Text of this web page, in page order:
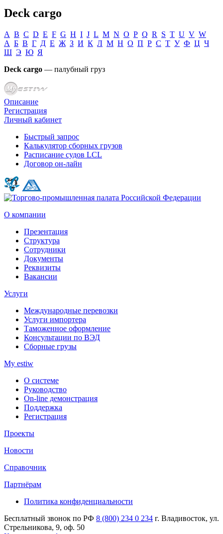
Deck cargo
A B C D E F G H I J L M N O P Q R S T U V W
А Б В Г Д Е Ж З И К Л М Н О П Р С Т У Ф Ц Ч
Ш Э Ю Я
Deck cargo — палубный груз
Описание
Регистрация
Личный кабинет
Быстрый запрос
Калькулятор сборных грузов
Расписание судов LCL
Договор он-лайн
О компании
Презентация
Структура
Сотрудники
Документы
Реквизиты
Вакансии
Услуги
Международные перевозки
Услуги импортера
Таможенное оформление
Консультации по ВЭД
Сборные грузы
My estiw
О системе
Руководство
On-line демонстрация
Поддержка
Регистрация
Проекты
Новости
Справочник
Партнёрам
Политика конфиденциальности
Бесплатный звонок по РФ 8 (800) 234 0 234 г. Владивосток, ул.
Стрельникова, 9, оф. 50